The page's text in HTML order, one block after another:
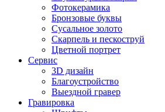
Фотокерамика
Бронзовые буквы
Сусальное золото
Скарпель и пескоструй
Цветной портрет
Сервис
3D дизайн
Благоустройство
Выездной гравер
Гравировка